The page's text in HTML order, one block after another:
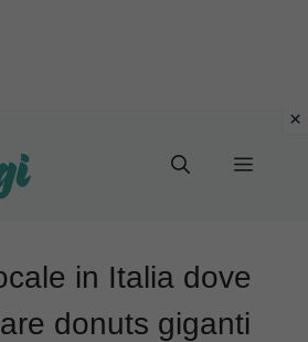
Menu
in Italia dove
donuts giganti